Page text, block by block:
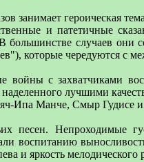
занимает героическая
и патетичные
случаев они
которые чередуются с
войны с захватчиками
наделенного лучшими
Ипа Манче, Смыр Гудисе
песен. Непроходимые
воспитанию
и яркость